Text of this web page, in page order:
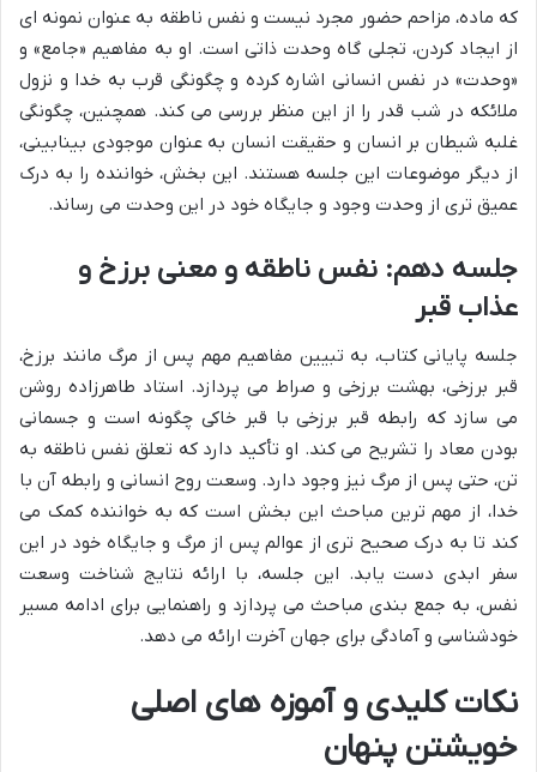
که ماده، مزاحم حضور مجرد نیست و نفس ناطقه به عنوان نمونه ای
از ایجاد کردن، تجلی گاه وحدت ذاتی است. او به مفاهیم «جامع» و
«وحدت» در نفس انسانی اشاره کرده و چگونگی قرب به خدا و نزول
ملائکه در شب قدر را از این منظر بررسی می کند. همچنین، چگونگی
غلبه شیطان بر انسان و حقیقت انسان به عنوان موجودی بینابینی،
از دیگر موضوعات این جلسه هستند. این بخش، خواننده را به درک
عمیق تری از وحدت وجود و جایگاه خود در این وحدت می رساند.
جلسه دهم: نفس ناطقه و معنی برزخ و
عذاب قبر
جلسه پایانی کتاب، به تبیین مفاهیم مهم پس از مرگ مانند برزخ،
قبر برزخی، بهشت برزخی و صراط می پردازد. استاد طاهرزاده روشن
می سازد که رابطه قبر برزخی با قبر خاکی چگونه است و جسمانی
بودن معاد را تشریح می کند. او تأکید دارد که تعلق نفس ناطقه به
تن، حتی پس از مرگ نیز وجود دارد. وسعت روح انسانی و رابطه آن با
خدا، از مهم ترین مباحث این بخش است که به خواننده کمک می
کند تا به درک صحیح تری از عوالم پس از مرگ و جایگاه خود در این
سفر ابدی دست یابد. این جلسه، با ارائه نتایج شناخت وسعت
نفس، به جمع بندی مباحث می پردازد و راهنمایی برای ادامه مسیر
خودشناسی و آمادگی برای جهان آخرت ارائه می دهد.
نکات کلیدی و آموزه های اصلی
خویشتن پنهان